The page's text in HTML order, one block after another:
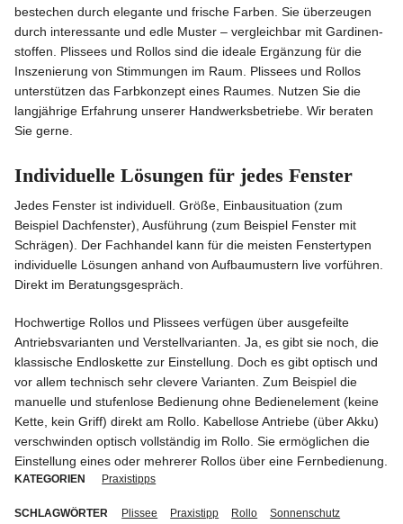
bestechen durch elegante und frische Farben. Sie überzeugen
durch inter­es­sante und edle Muster – vergleichbar mit Gardi­nen­
stoffen. Plissees und Rollos sind die ideale Ergänzung für die
Insze­nierung von Stimmungen im Raum. Plissees und Rollos
unter­stützen das Farbkonzept eines Raumes. Nutzen Sie die
langjährige Erfahrung unserer Handwerks­be­triebe. Wir beraten
Sie gerne.
Individuelle Lösungen für jedes Fenster
Jedes Fenster ist indivi­duell. Größe, Einbau­si­tuation (zum
Beispiel Dachfenster), Ausführung (zum Beispiel Fenster mit
Schrägen). Der Fachhandel kann für die meisten Fenster­typen
indivi­duelle Lösungen anhand von Aufbau­mustern live vorführen.
Direkt im Beratungsgespräch.
Hochwertige Rollos und Plissees verfügen über ausge­feilte
Antriebs­va­ri­anten und Verstell­va­ri­anten. Ja, es gibt sie noch, die
klassische Endlos­kette zur Einstellung. Doch es gibt optisch und
vor allem technisch sehr clevere Varianten. Zum Beispiel die
manuelle und stufenlose Bedienung ohne Bedien­element (keine
Kette, kein Griff) direkt am Rollo. Kabellose Antriebe (über Akku)
verschwinden optisch vollständig im Rollo. Sie ermög­lichen die
Einstellung eines oder mehrerer Rollos über eine Fernbedienung.
KATEGORIEN Praxistipps
SCHLAGWÖRTER Plissee Praxistipp Rollo Sonnenschutz